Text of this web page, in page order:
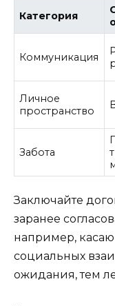
Категория
Коммуникация
Личное
пространство
Забота
Заключайте
заранее
например,
социальных
ожидания, тем